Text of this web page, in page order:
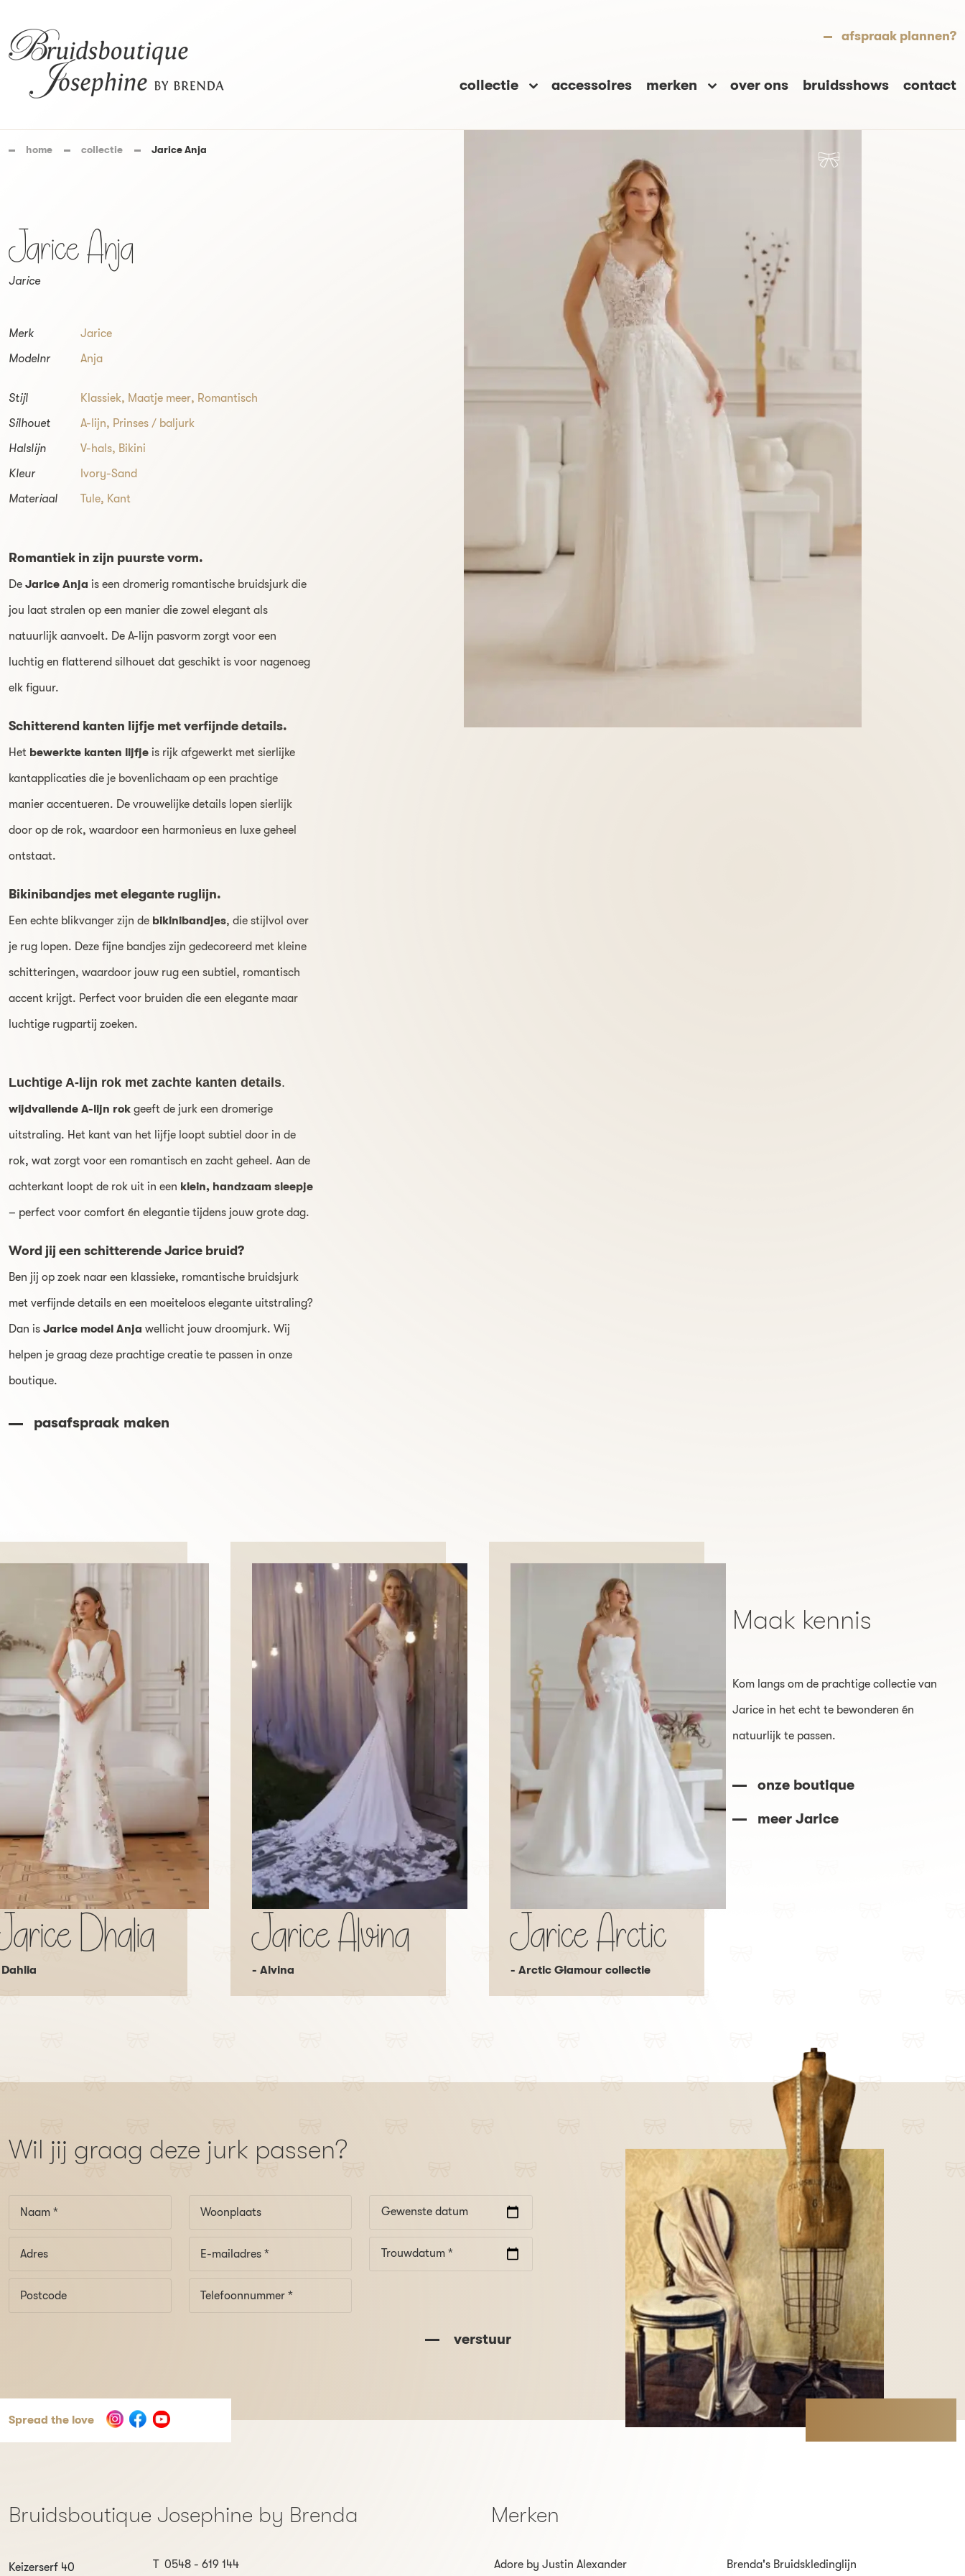
afspraak plannen?
collectie accessoires merken over ons bruidsshows contact
home collectie Jarice Anja
Jarice Anja
Jarice
Merk
Jarice
Modelnr
Anja
Stijl Klassiek, Maatje meer, Romantisch
Silhouet
A-lijn, Prinses / baljurk
Halslijn
V-hals, Bikini
Kleur
Ivory-Sand
Materiaal
Tule, Kant
Romantiek in zijn puurste vorm.
De Jarice Anja is een dromerig romantische bruidsjurk die
jou laat stralen op een manier die zowel elegant als
natuurlijk aanvoelt. De A-lijn pasvorm zorgt voor een
luchtig en flatterend silhouet dat geschikt is voor nagenoeg
elk figuur.
Schitterend kanten lijfje met verfijnde details.
Het bewerkte kanten lijfje is rijk afgewerkt met sierlijke
kantapplicaties die je bovenlichaam op een prachtige
manier accentueren. De vrouwelijke details lopen sierlijk
door op de rok, waardoor een harmonieus en luxe geheel
ontstaat.
Bikinibandjes met elegante ruglijn.
Een echte blikvanger zijn de bikinibandjes, die stijlvol over
je rug lopen. Deze fijne bandjes zijn gedecoreerd met kleine
schitteringen, waardoor jouw rug een subtiel, romantisch
accent krijgt. Perfect voor bruiden die een elegante maar
luchtige rugpartij zoeken.
Luchtige A-lijn rok met zachte kanten details.
wijdvallende A-lijn rok geeft de jurk een dromerige
uitstraling. Het kant van het lijfje loopt subtiel door in de
rok, wat zorgt voor een romantisch en zacht geheel. Aan de
achterkant loopt de rok uit in een klein, handzaam sleepje
– perfect voor comfort én elegantie tijdens jouw grote dag.
Word jij een schitterende Jarice bruid?
Ben jij op zoek naar een klassieke, romantische bruidsjurk
met verfijnde details en een moeiteloos elegante uitstraling?
Dan is Jarice model Anja wellicht jouw droomjurk. Wij
helpen je graag deze prachtige creatie te passen in onze
boutique.
pasafspraak maken
Maak kennis
Kom langs om de prachtige collectie van
Jarice in het echt te bewonderen én
natuurlijk te passen.
onze boutique
meer Jarice
Dhalia Jarice Alvina
- Alvina
Jarice Arctic
- Arctic Glamour collectie
Wil jij graag deze jurk passen?
Gewenste datum
Trouwdatum *
verstuur
Spread the love
Bruidsboutique Josephine by Brenda
Keizerserf 40 T 0548 - 619 144
Merken
Adore by Justin Alexander Brenda's Bruidskledinglijn